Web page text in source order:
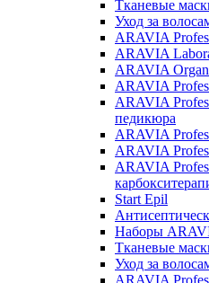
Тканевые
Уход за
ARAVIA
ARAVIA
ARAVIA
ARAVIA
ARAVIA
педикюра
ARAVIA
ARAVIA
ARAVIA
Start Epil
Наборы
Тканевые
Уход за
ARAVIA